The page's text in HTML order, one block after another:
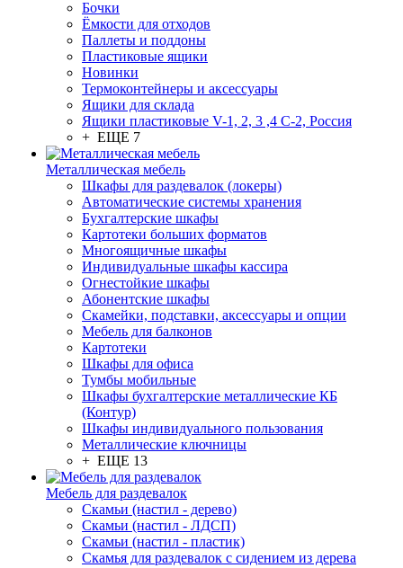
Бочки
Ёмкости для отходов
Паллеты и поддоны
Пластиковые ящики
Новинки
Термоконтейнеры и аксессуары
Ящики для склада
Ящики пластиковые V-1, 2, 3 ,4 С-2, Россия
+ ЕЩЕ 7
Металлическая мебель
Шкафы для раздевалок (локеры)
Автоматические системы хранения
Бухгалтерские шкафы
Картотеки больших форматов
Многоящичные шкафы
Индивидуальные шкафы кассира
Огнестойкие шкафы
Абонентские шкафы
Скамейки, подставки, аксессуары и опции
Мебель для балконов
Картотеки
Шкафы для офиса
Тумбы мобильные
Шкафы бухгалтерские металлические КБ
(Контур)
Шкафы индивидуального пользования
Металлические ключницы
+ ЕЩЕ 13
Мебель для раздевалок
Скамьи (настил - дерево)
Скамьи (настил - ЛДСП)
Скамьи (настил - пластик)
Скамья для раздевалок с сидением из дерева